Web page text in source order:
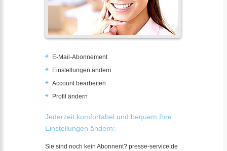
E-Mail-Abonnement
Einstellungen ändern
Account bearbeiten
Profil ändern
Jederzeit komfortabel und bequem Ihre
Einstellungen ändern:
Sie sind noch kein Abonnent? presse-service.de